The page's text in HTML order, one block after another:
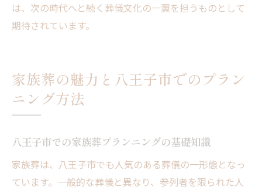
は、次の時代へと続く葬儀文化の一翼を担うものとして
期待されています。
家族葬の魅力と八王子市でのプラン
ニング方法
八王子市での家族葬プランニングの基礎知識
家族葬は、八王子市でも人気のある葬儀の一形態となっ
ています。一般的な葬儀と異なり、参列者を限られた人